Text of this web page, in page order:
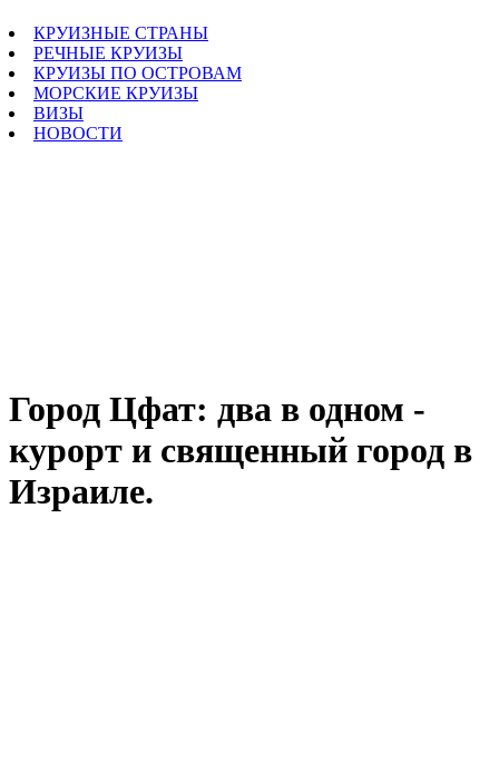
КРУИЗНЫЕ СТРАНЫ
РЕЧНЫЕ КРУИЗЫ
КРУИЗЫ ПО ОСТРОВАМ
МОРСКИЕ КРУИЗЫ
ВИЗЫ
НОВОСТИ
Город Цфат: два в одном -
курорт и священный город в
Израиле.